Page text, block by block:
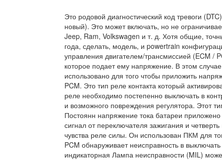
Это родовой диагностический код тревоги
новый). Это может включать, но не
Jeep, Ram, Volkswagen и т. д. Хотя общие,
года, сделать, модель, и powertrain
управления двигателем/трансмиссией (ECM /
которое подает ему напряжение. В этом
использовано для того чтобы приложить
PCM. Это тип реле контакта который
реле необходимо постепенно выключать в
и возможного повреждения регулятора. Этот
Постоянн напряжение тока батареи
сигнал от переключателя зажигания и
чувства реле силы. Он использован ПКМ для
PCM обнаруживает неисправность в
индикаторная Лампа неисправности (MIL)